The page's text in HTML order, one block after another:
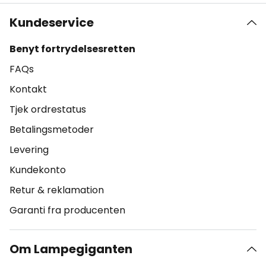
Kundeservice
Benyt fortrydelsesretten
FAQs
Kontakt
Tjek ordrestatus
Betalingsmetoder
Levering
Kundekonto
Retur & reklamation
Garanti fra producenten
Om Lampegiganten